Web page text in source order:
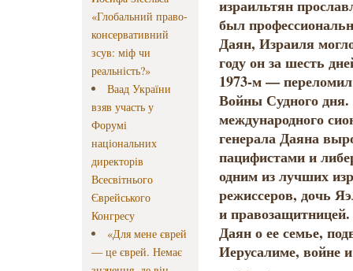
«Глобальний право-
консервативний
зсув: міф чи
реальність?»
Ваад України
взяв участь у
Форумі
національних
директорів
Всесвітнього
Єврейського
Конгресу
«Для мене єврей
— це єврей. Немає
израильтян
был
Даян, Израиля
году он за шесть
1973-м —
Войны Судного
международного
генерала Даяна
пацифистами и
одним из лучших
режиссеров, дочь
и правозащитницей.
Даян о ее семье,
Иерусалиме, войне